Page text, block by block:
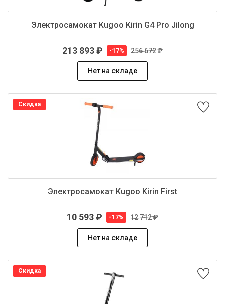
Электросамокат Kugoo Kirin G4 Pro Jilong
213 893 ₽ -17% 256 672 ₽
Нет на складе
Скидка
Электросамокат Kugoo Kirin First
10 593 ₽ -17% 12 712 ₽
Нет на складе
Скидка